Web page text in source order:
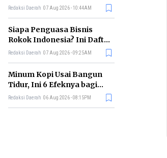
yang Paling Cocok
Redaksi Daerah 07 Aug 2026 - 10:44AM
Siapa Penguasa Bisnis
Rokok Indonesia? Ini Daftar
Perusahaan Terbesarnya
Redaksi Daerah 07 Aug 2026 - 09:25AM
Minum Kopi Usai Bangun
Tidur, Ini 6 Efeknya bagi
Kesehatan Tubuh
Redaksi Daerah 06 Aug 2026 - 08:15PM